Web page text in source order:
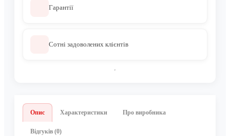
Гарантії
Сотні задоволених клієнтів
Опис Характеристики Про виробника
Відгуків (0)